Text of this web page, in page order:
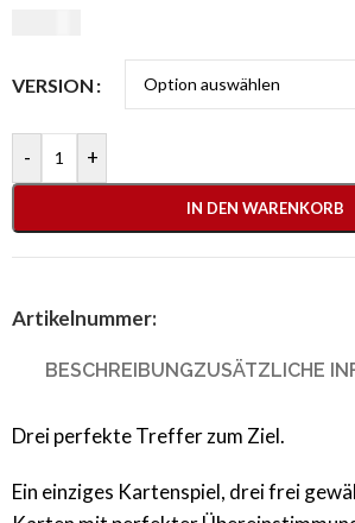
VERSION
- +
IN DEN WARENKORB
Artikelnummer:
BESCHREIBUNGZUSÄTZLICHE
Drei perfekte Treffer zum Ziel.
Ein einziges Kartenspiel, drei frei